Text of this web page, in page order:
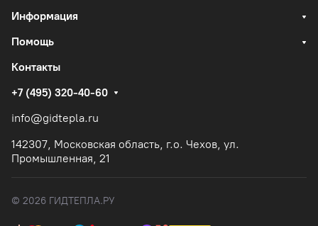
Информация
Помощь
Контакты
+7 (495) 320-40-60
info@gidtepla.ru
142307, Московская область, г.о. Чехов, ул.
Промышленная, 21
© 2026 ГИДТЕПЛА.РУ